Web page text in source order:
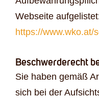
Webseite
https://www.wko.at/
Beschwerderecht
Sie haben gemäß
sich bei der